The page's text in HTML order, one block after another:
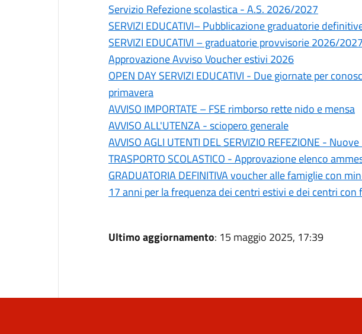
Servizio Refezione scolastica - A.S. 2026/2027
SERVIZI EDUCATIVI– Pubblicazione graduatorie
SERVIZI EDUCATIVI – graduatorie provvisorie 2026/
Approvazione Avviso Voucher estivi 2026
OPEN DAY SERVIZI EDUCATIVI - Due giornate per
primavera
AVVISO IMPORTATE – FSE rimborso rette nido e mensa
AVVISO ALL'UTENZA - sciopero generale
AVVISO AGLI UTENTI DEL SERVIZIO REFEZIONE -
TRASPORTO SCOLASTICO - Approvazione elenco
GRADUATORIA DEFINITIVA voucher alle famiglie con
17 anni per la frequenza dei centri estivi e dei centri
Ultimo aggiornamento: 15 maggio 2025, 17:39